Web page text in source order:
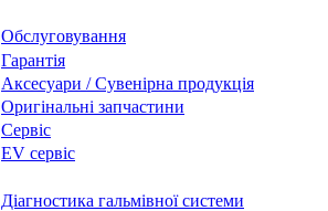
Обслуговування
Гарантія
Аксесуари / Сувенірна продукція
Оригінальні запчастини
Сервіс
EV сервіс
Діагностика гальмівної системи